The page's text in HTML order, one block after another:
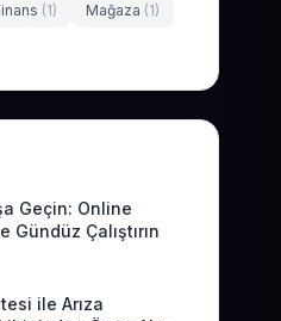
(1) Mağaza (1)
Geçin: Online
Gündüz Çalıştırın
ile Arıza